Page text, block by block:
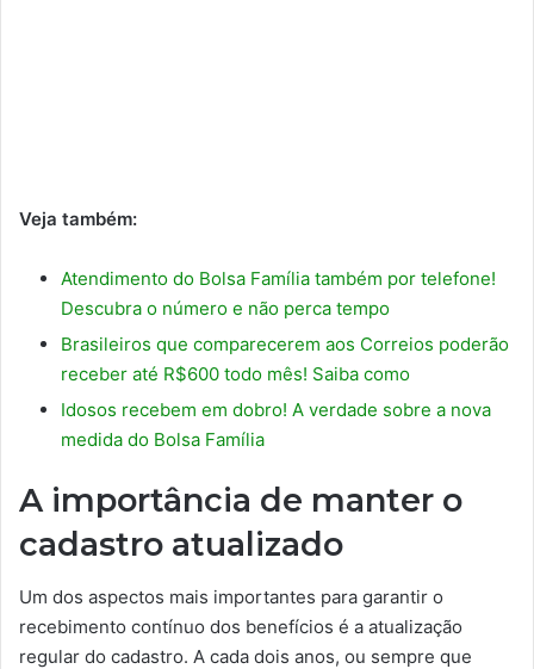
Veja também:
Atendimento do Bolsa Família também por telefone!
Descubra o número e não perca tempo
Brasileiros que comparecerem aos Correios poderão
receber até R$600 todo mês! Saiba como
Idosos recebem em dobro! A verdade sobre a nova
medida do Bolsa Família
A importância de manter o
cadastro atualizado
Um dos aspectos mais importantes para garantir o
recebimento contínuo dos benefícios é a atualização
regular do cadastro. A cada dois anos, ou sempre que